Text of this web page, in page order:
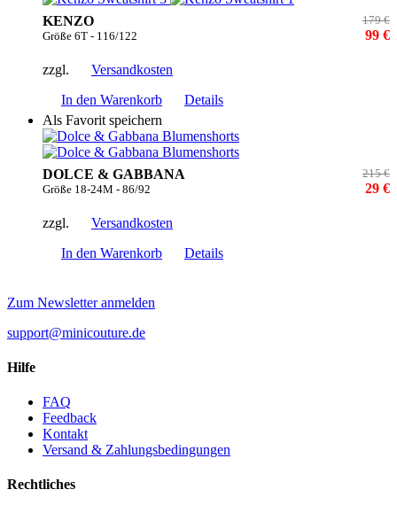
KENZO
Größe 6T - 116/122
179 €
99 €
zzgl.
Versandkosten
In den Warenkorb
Details
Als Favorit speichern
DOLCE & GABBANA
Größe 18-24M - 86/92
215 €
29 €
zzgl.
Versandkosten
In den Warenkorb
Details
Zum Newsletter anmelden
support@minicouture.de
Hilfe
FAQ
Feedback
Kontakt
Versand & Zahlungsbedingungen
Rechtliches